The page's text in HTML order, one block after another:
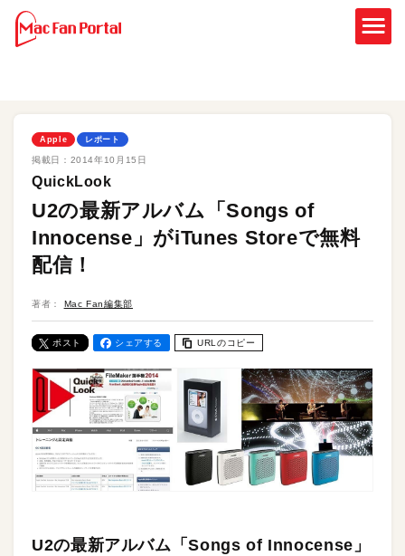
Apple レポート
掲載日： 2014年10月15日
QuickLook
U2の最新アルバム「Songs of
Innocense」がiTunes Storeで無料
配信！
著者： Mac Fan編集部
ポスト シェアする URLのコピー
U2の最新アルバム「Songs of Innocense」